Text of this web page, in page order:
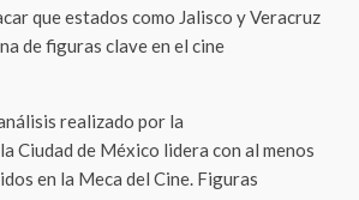
que estados como Jalisco y Veracruz
de figuras clave en el cine
realizado por la
Ciudad de México lidera con al menos
en la Meca del Cine. Figuras